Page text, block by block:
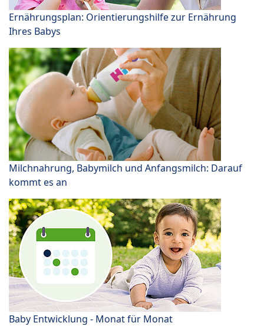
Ernährungsplan: Orientierungshilfe zur Ernährung
Ihres Babys
Milchnahrung, Babymilch und Anfangsmilch: Darauf
kommt es an
Baby Entwicklung - Monat für Monat